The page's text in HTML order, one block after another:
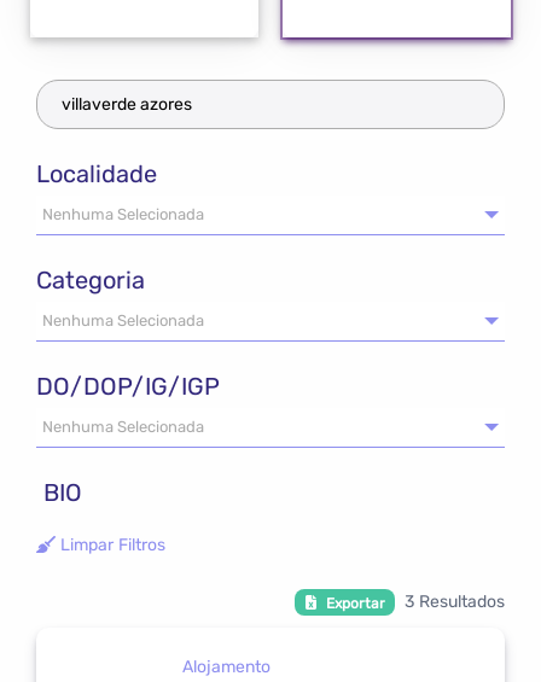
Localidade
Nenhuma Selecionada
Categoria
Nenhuma Selecionada
DO/DOP/IG/IGP
Nenhuma Selecionada
BIO
Limpar Filtros
Exportar 3 Resultados
Alojamento